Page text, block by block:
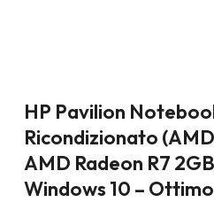
HP Pavilion
Ricondizionato
AMD Radeon R7
Windows 10 – Ottimo